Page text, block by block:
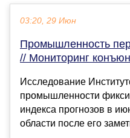
03:20, 29 Июн
Промышленность
// Мониторинг
Исследование
промышленности
индекса прогнозов в
области после его